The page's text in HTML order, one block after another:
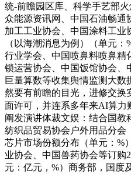
统-前瞻园区库、科学手艺部
众能源资讯网、中国石油畅通
加工工业协会、中国涂料工业
（以海潮消息为例）（单元
行业学会、中国喷鼻料喷鼻精
锁运营协会、中国饭馆协会、
巨量算数等收集舆情监测大数
然要有前瞻的目光，进修交换
面许可，并连系多年来AI算力
阐发演讲体裁文娱：结合国教
纺织品贸易协会户外用品分会
芯片市场份额分布（单元：%
业协会、中国兽药协会等订购
元：亿元，%）商务部，国度